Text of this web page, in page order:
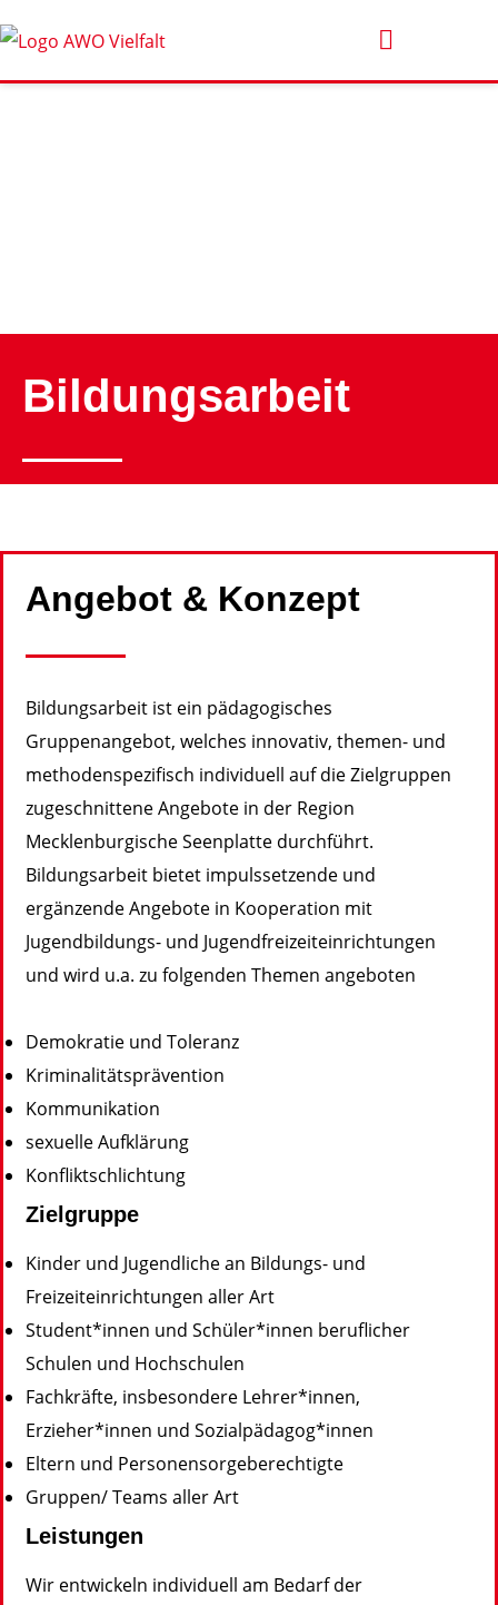
Bildungsarbeit
Angebot & Konzept
Bildungsarbeit ist ein pädagogisches
Gruppenangebot, welches innovativ, themen- und
methodenspezifisch individuell auf die Zielgruppen
zugeschnittene Angebote in der Region
Mecklenburgische Seenplatte durchführt.
Bildungsarbeit bietet impulssetzende und
ergänzende Angebote in Kooperation mit
Jugendbildungs- und Jugendfreizeiteinrichtungen
und wird u.a. zu folgenden Themen angeboten
Demokratie und Toleranz
Kriminalitätsprävention
Kommunikation
sexuelle Aufklärung
Konfliktschlichtung
Zielgruppe
Kinder und Jugendliche an Bildungs- und
Freizeiteinrichtungen aller Art
Student*innen und Schüler*innen beruflicher
Schulen und Hochschulen
Fachkräfte, insbesondere Lehrer*innen,
Erzieher*innen und Sozialpädagog*innen
Eltern und Personensorgeberechtigte
Gruppen/ Teams aller Art
Leistungen
Wir entwickeln individuell am Bedarf der